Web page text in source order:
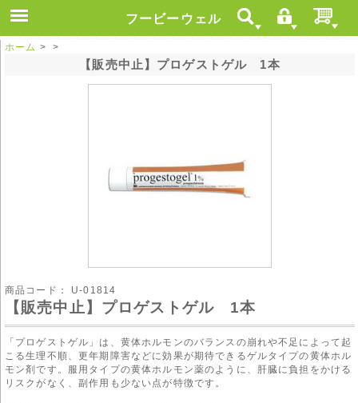
フービーウェル
ホーム > >
【販売中止】プロゲストゲル 1本
商品コード： U-01814
【販売中止】プロゲストゲル 1本
「プロゲストゲル」は、黄体ホルモンのバランスの崩れや不足によって起
こる生理不順、更年期障害などに効果が期待できるゲルタイプの黄体ホル
モン剤です。服用タイプの黄体ホルモン薬のように、肝臓に負担をかける
リスクがなく、副作用も少ない点が特徴です。